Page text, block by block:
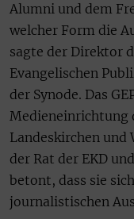
Alumni und dem
welcher Form die
sagte der Direktor
Evangelischen
der Synode. Das
Medieneinrichtung
Landeskirchen und
der Rat der EKD
betont, dass sie
journalistischen